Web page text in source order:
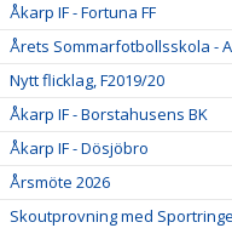
Åkarp IF - Fortuna FF
Årets Sommarfotbollsskola -
Nytt flicklag, F2019/20
Åkarp IF - Borstahusens BK
Åkarp IF - Dösjöbro
Årsmöte 2026
Skoutprovning med